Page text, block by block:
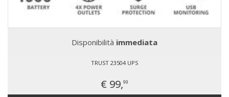
Disponibilità immediata
TRUST 23504 UPS
€ 99,99